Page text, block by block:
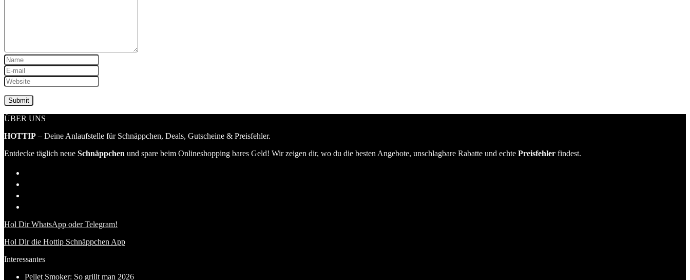
ÜBER UNS
HOTTIP – Deine Anlaufstelle für Schnäppchen, Deals, Gutscheine & Preisfehler.
Entdecke täglich neue Schnäppchen und spare beim Onlineshopping bares Geld! Wir zeigen dir, wo du die besten Angebote, unschlagbare Rabatte und echte Preisfehler findest.
Hol Dir WhatsApp oder Telegram!
Hol Dir die Hottip Schnäppchen App
Interessantes
Pellet Smoker: So grillt man 2026